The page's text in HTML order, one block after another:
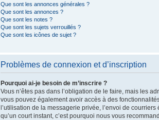
Que sont les annonces générales ?
Que sont les annonces ?
Que sont les notes ?
Que sont les sujets verrouillés ?
Que sont les icônes de sujet ?
Problèmes de connexion et d’inscription
Pourquoi ai-je besoin de m’inscrire ?
Vous n’êtes pas dans l’obligation de le faire, mais les
vous pouvez également avoir accès à des
l’utilisation de la messagerie privée, l’envoi de
qu’un court instant, c’est pourquoi nous vous